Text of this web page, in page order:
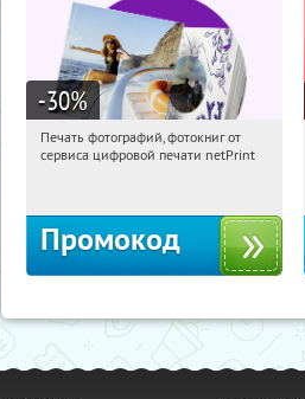
-30%
13:17:48 Получили:
Печать фотографий, фотокниг от
сервиса цифровой печати netPrint
Промокод